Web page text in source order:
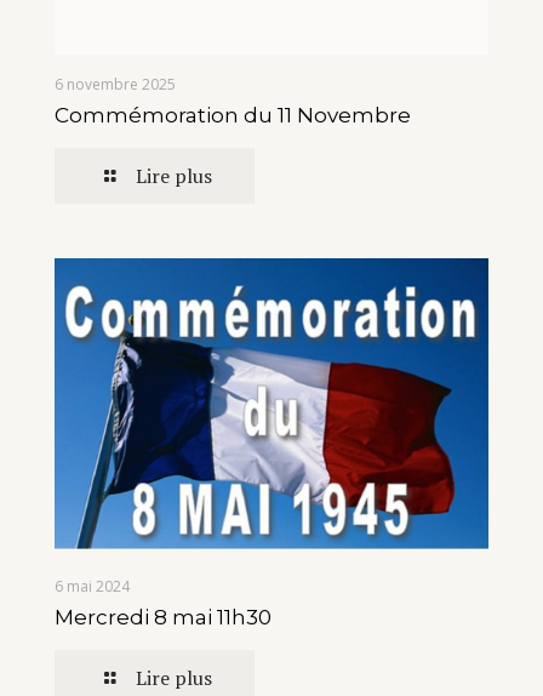
6 novembre 2025
Commémoration du 11 Novembre
Lire plus
6 mai 2024
Mercredi 8 mai 11h30
Lire plus